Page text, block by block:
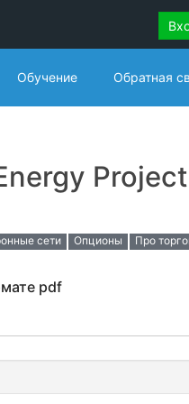
Обучение Обратная
сети Опционы
Про
pdf